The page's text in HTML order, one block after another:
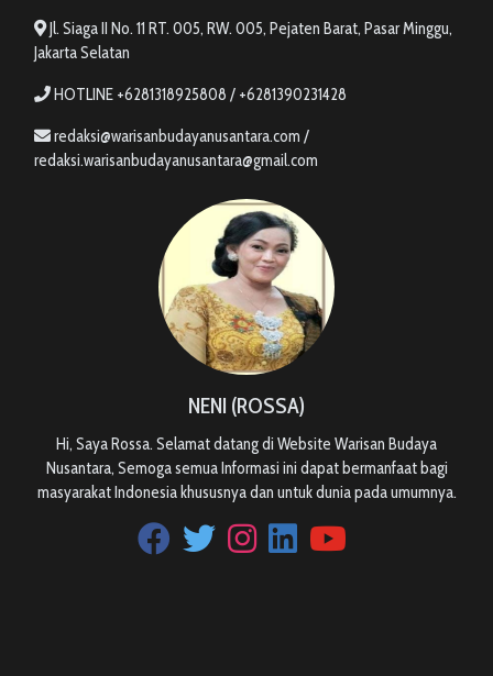
Jl. Siaga II No. 11 RT. 005, RW. 005, Pejaten Barat, Pasar Minggu,
Jakarta Selatan
HOTLINE +6281318925808 / +6281390231428
redaksi@warisanbudayanusantara.com /
redaksi.warisanbudayanusantara@gmail.com
NENI (ROSSA)
Hi, Saya Rossa. Selamat datang di Website Warisan Budaya
Nusantara, Semoga semua Informasi ini dapat bermanfaat bagi
masyarakat Indonesia khususnya dan untuk dunia pada umumnya.